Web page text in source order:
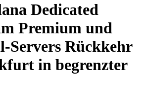
Dedicated
Premium und
Servers Rückkehr
in begrenzter